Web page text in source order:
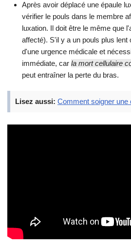
Après avoir déplacé une épaule
vérifier le pouls dans le membre
luxation. Il doit être le même que
affecté). S'il y a un pouls plus lent
d'une urgence médicale et
immédiate, car la mort cellulaire
peut entraîner la perte du bras.
Lisez aussi: Comment soigner une